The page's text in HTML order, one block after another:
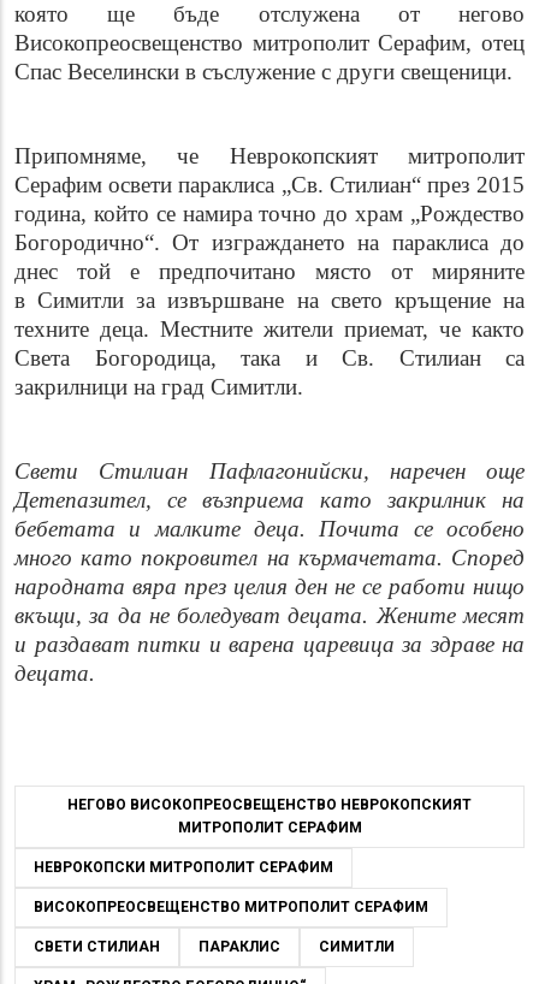
която ще бъде отслужена от негово
Високопреосвещенство митрополит Серафим, отец
Спас Веселински в съслужение с други свещеници.
Припомняме, че Неврокопският митрополит
Серафим освети параклиса „Св. Стилиан“ през 2015
година, който се намира точно до храм „Рождество
Богородично“. От изграждането на параклиса до
днес той е предпочитано място от миряните
в Симитли за извършване на свето кръщение на
техните деца. Местните жители приемат, че както
Света Богородица, така и Св. Стилиан са
закрилници на град Симитли.
Свети Стилиан Пафлагонийски, наречен още
Детепазител, се възприема като закрилник на
бебетата и малките деца. Почита се особено
много като покровител на кърмачетата. Според
народната вяра през целия ден не се работи нищо
вкъщи, за да не боледуват децата. Жените месят
и раздават питки и варена царевица за здраве на
децата.
НЕГОВО ВИСОКОПРЕОСВЕЩЕНСТВО НЕВРОКОПСКИЯТ
МИТРОПОЛИТ СЕРАФИМ
НЕВРОКОПСКИ МИТРОПОЛИТ СЕРАФИМ
ВИСОКОПРЕОСВЕЩЕНСТВО МИТРОПОЛИТ СЕРАФИМ
СВЕТИ СТИЛИАН ПАРАКЛИС СИМИТЛИ